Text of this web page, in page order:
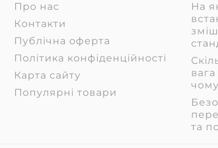
Про нас
Контакти
Публічна оферта
Політика конфіденційності
Карта сайту
Популярні товари
На
вага
та